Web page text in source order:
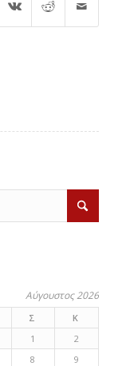
Αύγουστος 2026
Σ
Κ
1
2
8
9